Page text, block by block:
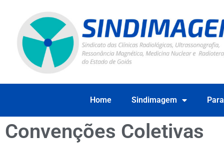
Home Sindimagem
Convenções Coletivas